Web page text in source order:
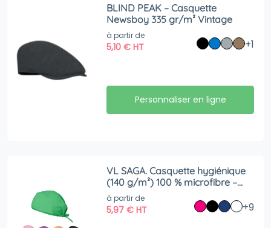
BLIND PEAK – Casquette
Newsboy 335 gr/m² Vintage
à partir de
5,10€ HT +1
Personnaliser en ligne
VL SAGA. Casquette hygiénique
(140 g/m²) 100 % microfibre –
Personnalisé
à partir de
5,97€ HT +9